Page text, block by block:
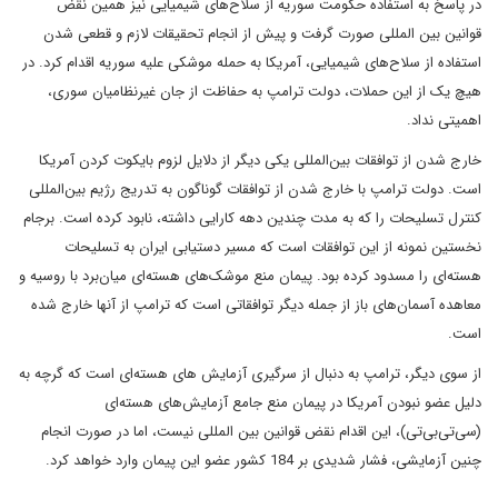
در پاسخ به استفاده حکومت سوریه از سلاح‌های شیمیایی نیز همین نقض
قوانین بین المللی صورت گرفت و پیش از انجام تحقیقات لازم و قطعی شدن
استفاده از سلاح‌های شیمیایی، آمریکا به حمله موشکی علیه سوریه اقدام کرد. در
هیچ یک از این حملات، دولت ترامپ به حفاظت از جان غیرنظامیان سوری،
اهمیتی نداد.
خارج شدن از توافقات بین‌المللی یکی دیگر از دلایل لزوم بایکوت کردن آمریکا
است. دولت ترامپ با خارج شدن از توافقات گوناگون به تدریج رژیم بین‌المللی
کنترل تسلیحات را که به مدت چندین دهه کارایی داشته، نابود کرده است. برجام
نخستین نمونه از این توافقات است که مسیر دستیابی ایران به تسلیحات
هسته‌ای را مسدود کرده بود. پیمان منع موشک‌های هسته‌ای میان‌برد با روسیه و
معاهده آسمان‌های باز از جمله دیگر توافقاتی است که ترامپ از آنها خارج شده
است.
از سوی دیگر، ترامپ به دنبال از سرگیری آزمایش های هسته‌ای است که گرچه به
دلیل عضو نبودن آمریکا در پیمان منع جامع آزمایش‌های هسته‌ای
(سی‌تی‌بی‌تی)، این اقدام نقض قوانین بین المللی نیست، اما در صورت انجام
چنین آزمایشی، فشار شدیدی بر 184 کشور عضو این پیمان وارد خواهد کرد.